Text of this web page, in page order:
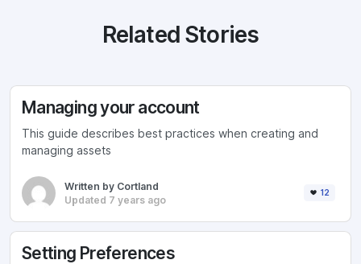
Related Stories
Managing your account
This guide describes best practices when creating and
managing assets
Written by Cortland
Updated 7 years ago
12
Setting Preferences